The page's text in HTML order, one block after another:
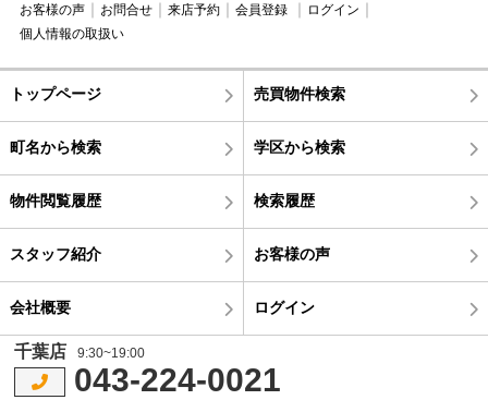
お客様の声
お問合せ 来店予約 会員登録
ログイン
個人情報の取扱い
トップページ 売買物件検索
町名から検索 学区から検索
物件閲覧履歴 検索履歴
スタッフ紹介 お客様の声
会社概要 ログイン
千葉店 9:30~19:00
043-224-0021